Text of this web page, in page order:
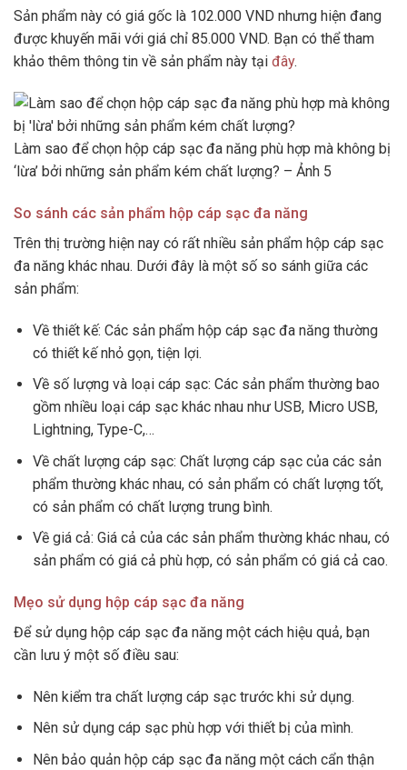
Sản phẩm này có giá gốc là 102.000 VND nhưng hiện đang
được khuyến mãi với giá chỉ 85.000 VND. Bạn có thể tham
khảo thêm thông tin về sản phẩm này tại đây.
Làm sao để chọn hộp cáp sạc đa năng phù hợp mà không bị
‘lừa’ bởi những sản phẩm kém chất lượng? – Ảnh 5
So sánh các sản phẩm hộp cáp sạc đa năng
Trên thị trường hiện nay có rất nhiều sản phẩm hộp cáp sạc
đa năng khác nhau. Dưới đây là một số so sánh giữa các
sản phẩm:
Về thiết kế: Các sản phẩm hộp cáp sạc đa năng thường
có thiết kế nhỏ gọn, tiện lợi.
Về số lượng và loại cáp sạc: Các sản phẩm thường bao
gồm nhiều loại cáp sạc khác nhau như USB, Micro USB,
Lightning, Type-C,…
Về chất lượng cáp sạc: Chất lượng cáp sạc của các sản
phẩm thường khác nhau, có sản phẩm có chất lượng tốt,
có sản phẩm có chất lượng trung bình.
Về giá cả: Giá cả của các sản phẩm thường khác nhau, có
sản phẩm có giá cả phù hợp, có sản phẩm có giá cả cao.
Mẹo sử dụng hộp cáp sạc đa năng
Để sử dụng hộp cáp sạc đa năng một cách hiệu quả, bạn
cần lưu ý một số điều sau:
Nên kiểm tra chất lượng cáp sạc trước khi sử dụng.
Nên sử dụng cáp sạc phù hợp với thiết bị của mình.
Nên bảo quản hộp cáp sạc đa năng một cách cẩn thận